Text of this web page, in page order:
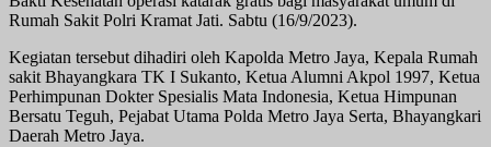
Rumah Sakit Polri Kramat Jati. Sabtu (16/9/2023).
Kegiatan tersebut dihadiri oleh Kapolda Metro Jaya, Kepala Rumah
sakit Bhayangkara TK I Sukanto, Ketua Alumni Akpol 1997, Ketua
Perhimpunan Dokter Spesialis Mata Indonesia, Ketua Himpunan
Bersatu Teguh, Pejabat Utama Polda Metro Jaya Serta, Bhayangkari
Daerah Metro Jaya.